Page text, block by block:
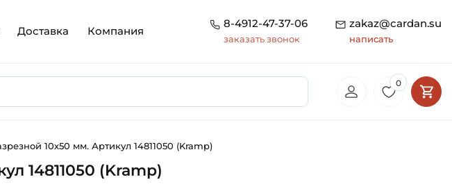
Доставка Компания
8-4912-47-37-06
заказать звонок
zakaz@cardan.su
написать
0
10х50 мм. Артикул 14811050 (Kramp)
14811050 (Kramp)